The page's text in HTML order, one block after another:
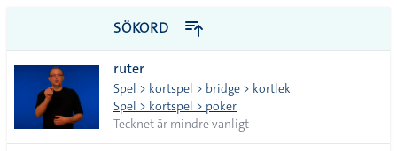
till
alla i
lista
PDF
SÖKORD
ruter
Spel > kortspel > bridge > kortlek
Spel > kortspel > poker
Tecknet är mindre vanligt